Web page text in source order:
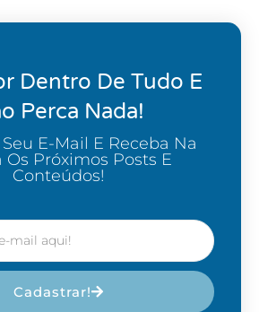
Dentro De Tudo E
Perca Nada!
E-Mail E Receba Na
Os Próximos Posts E
Conteúdos!
Cadastrar!